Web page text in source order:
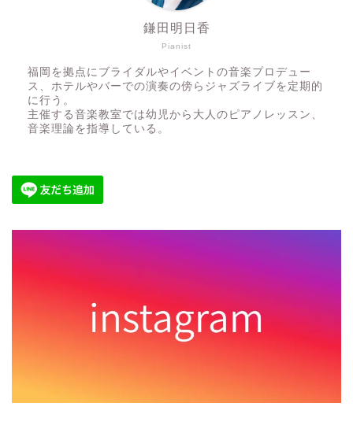
Pianist
鎌田明日香
福岡を拠点にブライダルやイベントの音楽プロデュー
ス、ホテルやバーでの演奏の傍らジャズライブを定期的
に行う。
主催する音楽教室では幼児から大人のピアノレッスン、
音楽理論を指導している。